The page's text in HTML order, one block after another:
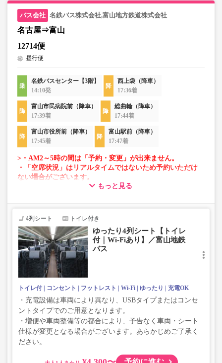
名鉄バス株式会社,富山地方鉄道株式会社
名古屋⇒富山
12714便
昼行便
名鉄バスセンター【3階】
14:10発
西上袋（降車）
17:36着
富山市民病院前（降車）
17:39着
総曲輪（降車）
17:44着
富山市役所前（降車）
17:45着
富山駅前（降車）
17:47着
>・AM2～5時の間は「予約・変更」が出来ません。
・「空席状況」はリアルタイムではないため予約いただけ
ない場合がございます。
・車両は予告なく変更となる場合がございます。これに伴
で、あらかじめご了承ください。
もっと見る
4列シート トイレ付き
ゆったり4列シート【トイレ
付｜Wi-Fiあり】／富山地鉄
バス
トイレ付 コンセント フットレスト Wi-Fi ゆったり 充電OK
・充電設備は車両により異なり、USBタイプまたはコンセ
ントタイプでのご用意となります。
・増便や車両整備等の都合により、予告なく車両・シート
仕様が変更となる場合がございます。あらかじめご了承く
ださい。